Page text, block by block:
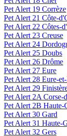
Pet Alert 19 Corrèze
Pet Alert 21 Côte-
Pet Alert 22 Côtes-
Pet Alert 23 Creuse
Pet Alert 24
Pet Alert 25 Doubs
Pet Alert 26 Drôme
Pet Alert 27 Eure
Pet Alert 28 Eure-
Pet Alert 29
Pet Alert 2A Corse-
Pet Alert 2B Haute-
Pet Alert 30 Gard
Pet Alert 31 Haute-
Pet Alert 32 Gers